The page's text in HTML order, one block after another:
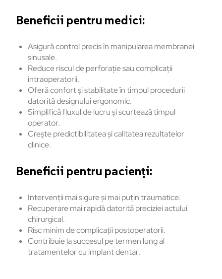
Beneficii pentru medici:
Asigură control precis în manipularea membranei
sinusale.
Reduce riscul de perforație sau complicații
intraoperatorii.
Oferă confort și stabilitate în timpul procedurii
datorită designului ergonomic.
Simplifică fluxul de lucru și scurtează timpul
operator.
Crește predictibilitatea și calitatea rezultatelor
clinice.
Beneficii pentru pacienți:
Intervenții mai sigure și mai puțin traumatice.
Recuperare mai rapidă datorită preciziei actului
chirurgical.
Risc minim de complicații postoperatorii.
Contribuie la succesul pe termen lung al
tratamentelor cu implant dentar.